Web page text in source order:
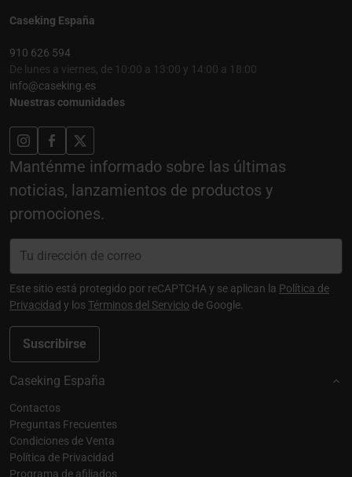
Caseking España
910 626 594
De lunes a viernes, de 10:00 a 13:00 y 14:00 a 18:00
info@caseking.es
Nuestras comunidades
Manténme informado sobre las últimas
noticias, lanzamientos de productos y
promociones.
Suscribirse
Este sitio está protegido por reCAPTCHA y se aplican la Política de
Privacidad y losTérminos del Servicio de Google.
Caseking España
Contactos
Preguntas Frecuentes
Condiciones de Venta
Política de Privacidad
Programa de afiliados